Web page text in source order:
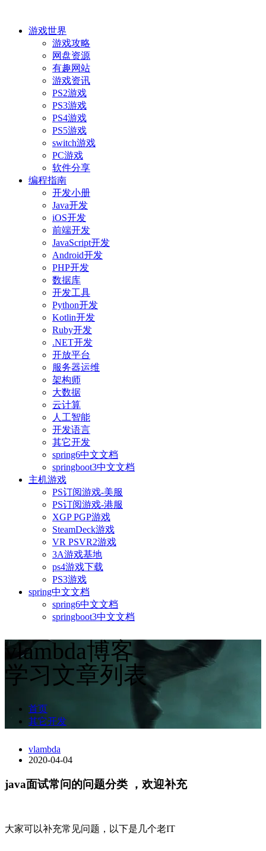
游戏世界
游戏攻略
网盘资源
有趣网站
游戏资讯
PS2游戏
PS3游戏
PS4游戏
PS5游戏
switch游戏
PC游戏
软件分享
编程指南
开发小册
Java开发
iOS开发
前端开发
JavaScript开发
Android开发
PHP开发
数据库
开发工具
Python开发
Kotlin开发
Ruby开发
.NET开发
开放平台
服务器运维
架构师
大数据
云计算
人工智能
开发语言
其它开发
spring6中文文档
springboot3中文文档
主机游戏
PS订阅游戏-美服
PS订阅游戏-港服
XGP PGP游戏
SteamDeck游戏
VR PSVR2游戏
3A游戏基地
ps4游戏下载
PS3游戏
spring中文文档
spring6中文文档
springboot3中文文档
vlambda博客
学习文章列表
首页
其它开发
vlambda
2020-04-04
java面试常问的问题分类 ，欢迎补充
大家可以补充常见问题，以下是几个老IT